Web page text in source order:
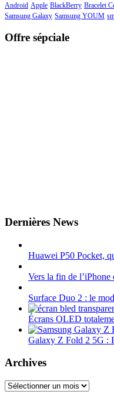
Android Apple BlackBerry Bracelet
Samsung Galaxy Samsung YOUM
Offre sépciale
Dernières News
Huawei P50 Pocket,
Vers la fin de
Surface Duo 2 : le
Écrans OLED
Galaxy Z Fold 2 5G :
Archives
Archives